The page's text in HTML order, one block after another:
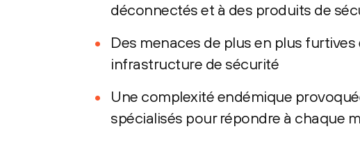
déconnectés et à des produits de
Des menaces de plus en plus
infrastructure de sécurité
Une complexité endémique
spécialisés pour répondre à chaque